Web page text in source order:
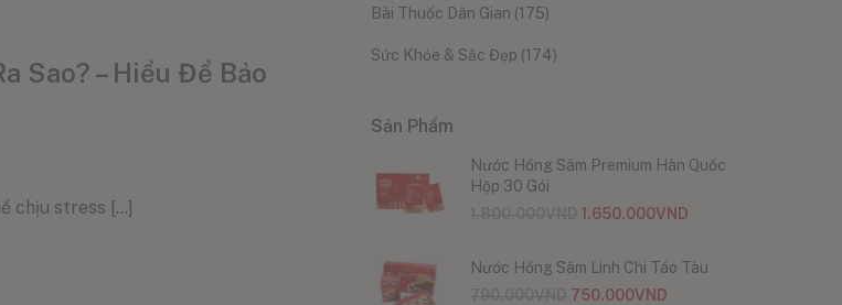
Sao? – Hiểu Để Bảo
chịu stress [...]
Bài Thuốc Dân Gian (175)
Sức Khỏe & Sắc Đẹp (174)
Sản Phẩm
Nước Hồng Sâm Premium Hàn Quốc
Hộp 30 Gói
1.650.000VND
Nước Hồng Sâm Linh Chi Táo Tàu
750.000VND